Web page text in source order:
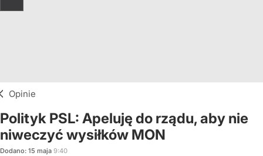
Opinie
Polityk PSL: Apeluję do rządu, aby nie
niweczyć wysiłków MON
Dodano: 15 maja 9:40